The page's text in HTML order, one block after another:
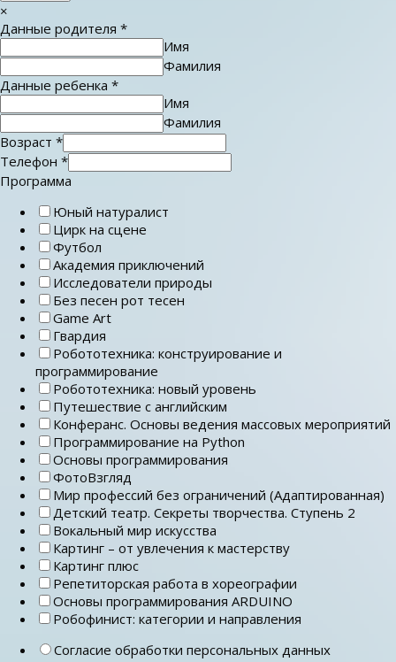
×
Данные родителя *
Имя
Фамилия
Данные ребенка *
Имя
Фамилия
Возраст *
Телефон *
Программа
Юный натуралист
Цирк на сцене
Футбол
Академия приключений
Исследователи природы
Без песен рот тесен
Game Art
Гвардия
Робототехника: конструирование и
программирование
Робототехника: новый уровень
Путешествие с английским
Конферанс. Основы ведения массовых мероприятий
Программирование на Python
Основы программирования
ФотоВзгляд
Мир профессий без ограничений (Адаптированная)
Детский театр. Секреты творчества. Ступень 2
Вокальный мир искусства
Картинг – от увлечения к мастерству
Картинг плюс
Репетиторская работа в хореографии
Основы программирования ARDUINO
Робофинист: категории и направления
Согласие обработки персональных данных